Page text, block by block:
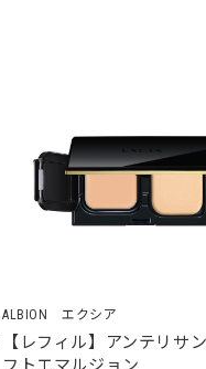
ALBION エクシア
【レフィル】アンテリサ